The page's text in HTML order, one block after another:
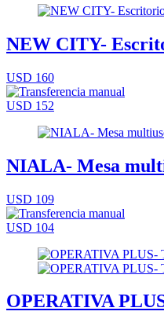
NEW CITY-
USD 160
USD 152
NIALA- Mesa
USD 109
USD 104
OPERATIVA